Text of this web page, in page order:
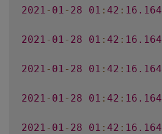
2021 - 01 - 28 01 : 42 : 16.164
2021 - 01 - 28 01 : 42 : 16.164
2021 - 01 - 28 01 : 42 : 16.164
2021 - 01 - 28 01 : 42 : 16.164
2021 - 01 - 28 01 : 42 : 16.164